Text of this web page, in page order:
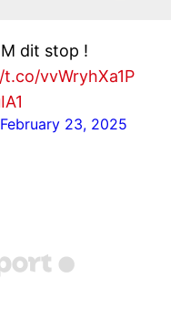
dit stop !
vvWryhXa1P
February 23, 2025